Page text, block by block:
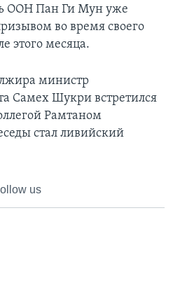
ООН Пан Ги Мун уже
во время своего
этого месяца.
министр
Самех Шукри встретился
Рамтаном
стал ливийский
us